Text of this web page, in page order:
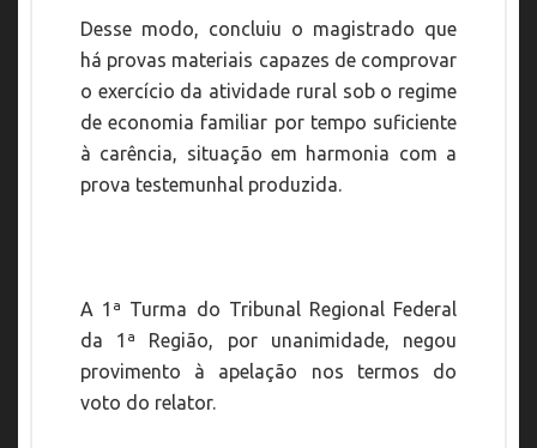
Desse modo, concluiu o magistrado que
há provas materiais capazes de comprovar
o exercício da atividade rural sob o regime
de economia familiar por tempo suficiente
à carência, situação em harmonia com a
prova testemunhal produzida.
A 1ª Turma do Tribunal Regional Federal
da 1ª Região, por unanimidade, negou
provimento à apelação nos termos do
voto do relator.